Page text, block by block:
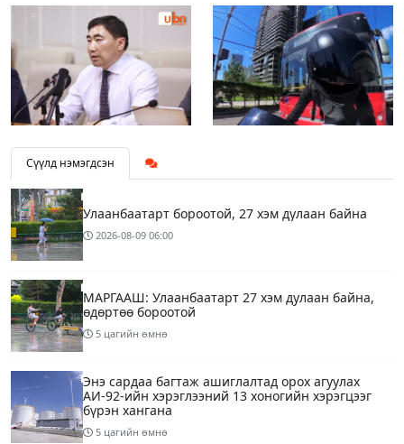
Сүүлд нэмэгдсэн
Улаанбаатарт бороотой, 27 хэм дулаан байна
2026-08-09 06:00
МАРГААШ: Улаанбаатарт 27 хэм дулаан байна,
өдөртөө бороотой
5 цагийн өмнө
Энэ сардаа багтаж ашиглалтад орох агуулах
АИ-92-ийн хэрэглээний 13 хоногийн хэрэгцээг
бүрэн хангана
5 цагийн өмнө